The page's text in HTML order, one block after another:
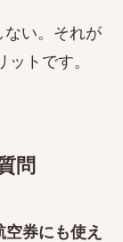
ない。それが
トです。
問
券にも使え